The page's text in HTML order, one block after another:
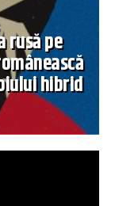
rusă pe
hibrid